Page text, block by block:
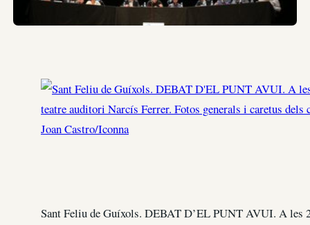
Sant Feliu de Guíxols. DEBAT D’EL PUNT AVUI. A les